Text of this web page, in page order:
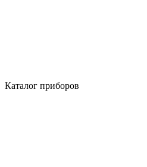
Каталог приборов